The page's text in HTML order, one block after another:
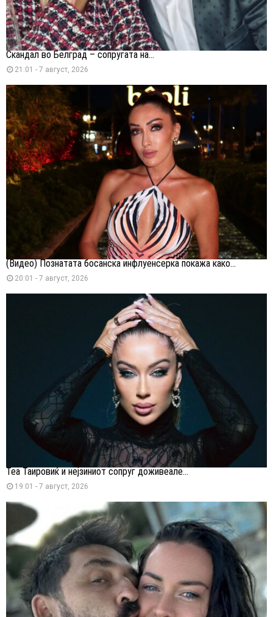
Скандал во Белград – сопругата на...
21:01 - 7 август, 2026
(Видео) Познатата босанска инфлуенсерка покажа како...
20:01 - 7 август, 2026
Теа Таировиќ и нејзиниот сопруг доживеале...
19:01 - 7 август, 2026